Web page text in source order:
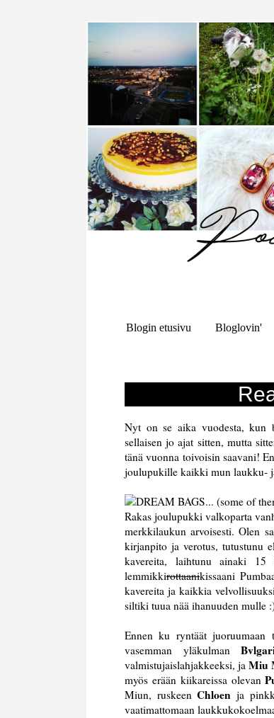
Blogin etusivu Bloglovin'
Nyt on se aika vuodesta, kun
sellaisen jo ajat sitten, mutta
tänä vuonna toivoisin saavani!
joulupukille kaikki mun laukku-
Rakas joulupukki valkoparta
merkkilaukun arvoisesti. Olen
kirjanpito ja verotus, tutustunu
kavereita, laihtunu ainaki
lemmikkirottaanikissaani
kavereita ja kaikkia
siltiki tuua nää ihanuuden mulle
Ennen ku ryntäät juoruumaan
vasemman yläkulman
valmistujaislahjakkeeksi, ja Miu
myös erään kiikareissa olevan
Miun, ruskeenChloen ja
vaatimattomaan